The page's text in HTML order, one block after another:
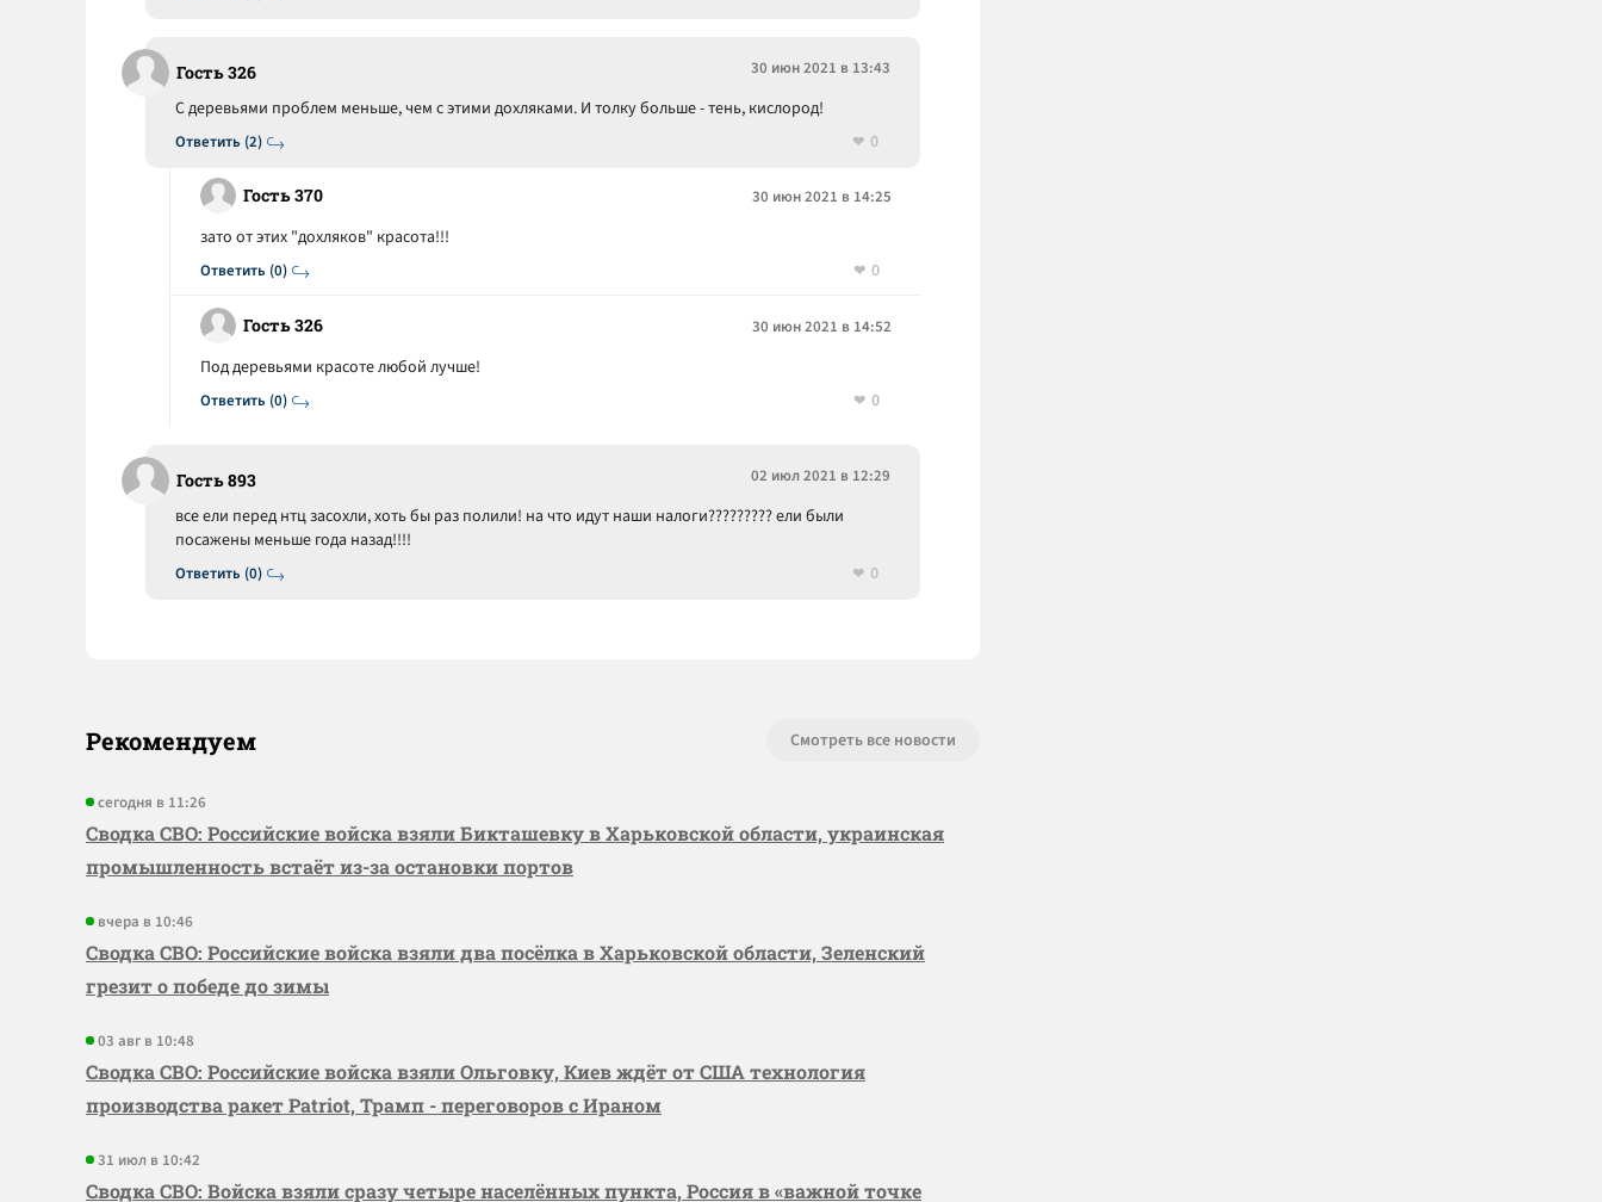
Гость 326 30 июн 2021 в 13:43
Ответить (2)
С деревьями проблем меньше, чем с этими дохляками. И толку больше - тень, кислород!
0
Гость 370 30 июн 2021 в 14:25
Ответить (0)
зато от этих "дохляков" красота!!!
0
Гость 326 30 июн 2021 в 14:52
Ответить (0)
Под деревьями красоте любой лучше!
0
Гость 893 02 июл 2021 в 12:29
Ответить (0)
все ели перед нтц засохли, хоть бы раз полили! на что идут наши налоги????????? ели были
посажены меньше года назад!!!!
0
Рекомендуем Смотреть все новости
сегодня в 11:26
Сводка СВО: Российские войска взяли Бикташевку в Харьковской области, украинская
промышленность встаёт из-за остановки портов
вчера в 10:46
Сводка СВО: Российские войска взяли два посёлка в Харьковской области, Зеленский
грезит о победе до зимы
03 авг в 10:48
Сводка СВО: Российские войска взяли Ольговку, Киев ждёт от США технология
производства ракет Patriot, Трамп - переговоров с Ираном
31 июл в 10:42
Сводка СВО: Войска взяли сразу четыре населённых пункта, Россия в «важной точке